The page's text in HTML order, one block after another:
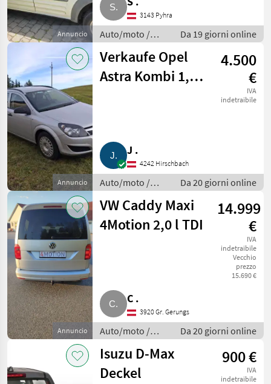
Annuncio
3143 Pyhra
Auto/moto /
Altre auto e
moto
Da 19 giorni online
Annuncio
Verkaufe Opel
Astra Kombi 1,7 l
4.500
€
IVA
indetraibile
J .
4242 Hirschbach
Auto/moto /
Altre auto e
moto
Da 20 giorni online
Annuncio
VW Caddy Maxi
4Motion 2,0 l TDI
14.999
€
IVA
indetraibile
Vecchio
prezzo
15.690 €
C .
3920 Gr. Gerungs
Auto/moto /
Altre auto e
moto
Da 20 giorni online
Isuzu D-Max
Deckel
900 €
IVA
indetraibile